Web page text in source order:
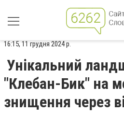
16:15, 11 грудня 2024 р.
Унікальний
"Клебан-Бик" на
знищення через